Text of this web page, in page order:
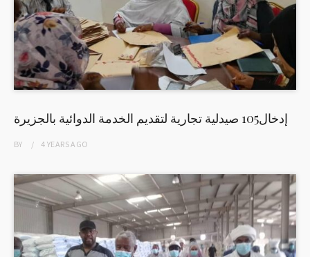
إدخال105 صيدلية تجارية لتقديم الخدمة الدوائية بالجزيرة
BY 4 YEARSAGO